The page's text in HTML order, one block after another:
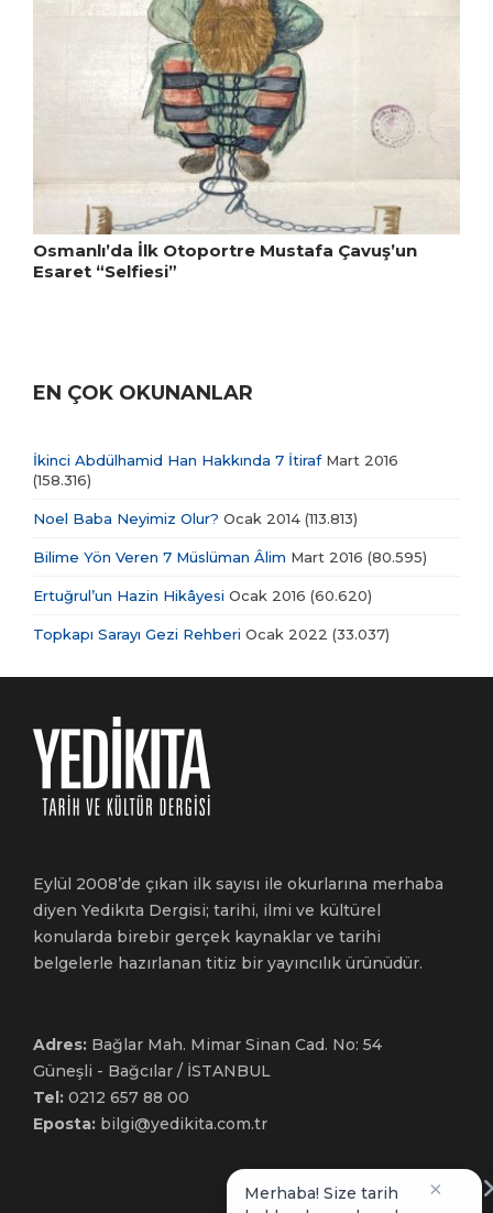
Osmanlı’da İlk Otoportre Mustafa Çavuş’un
Esaret “Selfiesi”
EN ÇOK OKUNANLAR
İkinci Abdülhamid Han Hakkında 7 İtirafMart 2016
(158.316)
Noel Baba Neyimiz Olur? Ocak 2014 (113.813)
Bilime Yön Veren 7 Müslüman Âlim Mart 2016 (80.595)
Ertuğrul’un Hazin Hikâyesi Ocak 2016 (60.620)
Topkapı Sarayı Gezi Rehberi Ocak 2022 (33.037)
Eylül 2008’de çıkan ilk sayısı ile okurlarına merhaba
diyen Yedikıta Dergisi; tarihi, ilmi ve kültürel
konularda birebir gerçek kaynaklar ve tarihi
belgelerle hazırlanan titiz bir yayıncılık ürünüdür.
Adres: Bağlar Mah. Mimar Sinan Cad. No: 54
Güneşli - Bağcılar / İSTANBUL
Tel: 0212 657 88 00
Eposta: bilgi@yedikita.com.tr
×
Merhaba! Size tarih